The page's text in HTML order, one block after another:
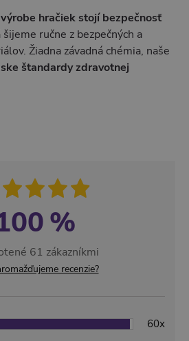
hračiek stojí bezpečnosť
ručne z bezpečných a
Žiadna závadná chémia, naše
štandardy zdravotnej
%
61 zákazníkmi
recenzie?
60x